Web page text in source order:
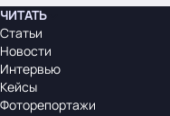
ЧИТАТЬ
Статьи
Новости
Интервью
Кейсы
Фоторепортажи